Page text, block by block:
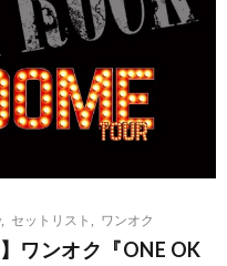
, セットリスト ワンオク
ワンオク『ONE OK